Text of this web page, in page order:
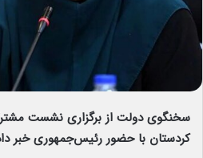
سخنگوی دولت از برگزاری نشست مشترک
کردستان با حضور رئیس‌جمهوری خبر